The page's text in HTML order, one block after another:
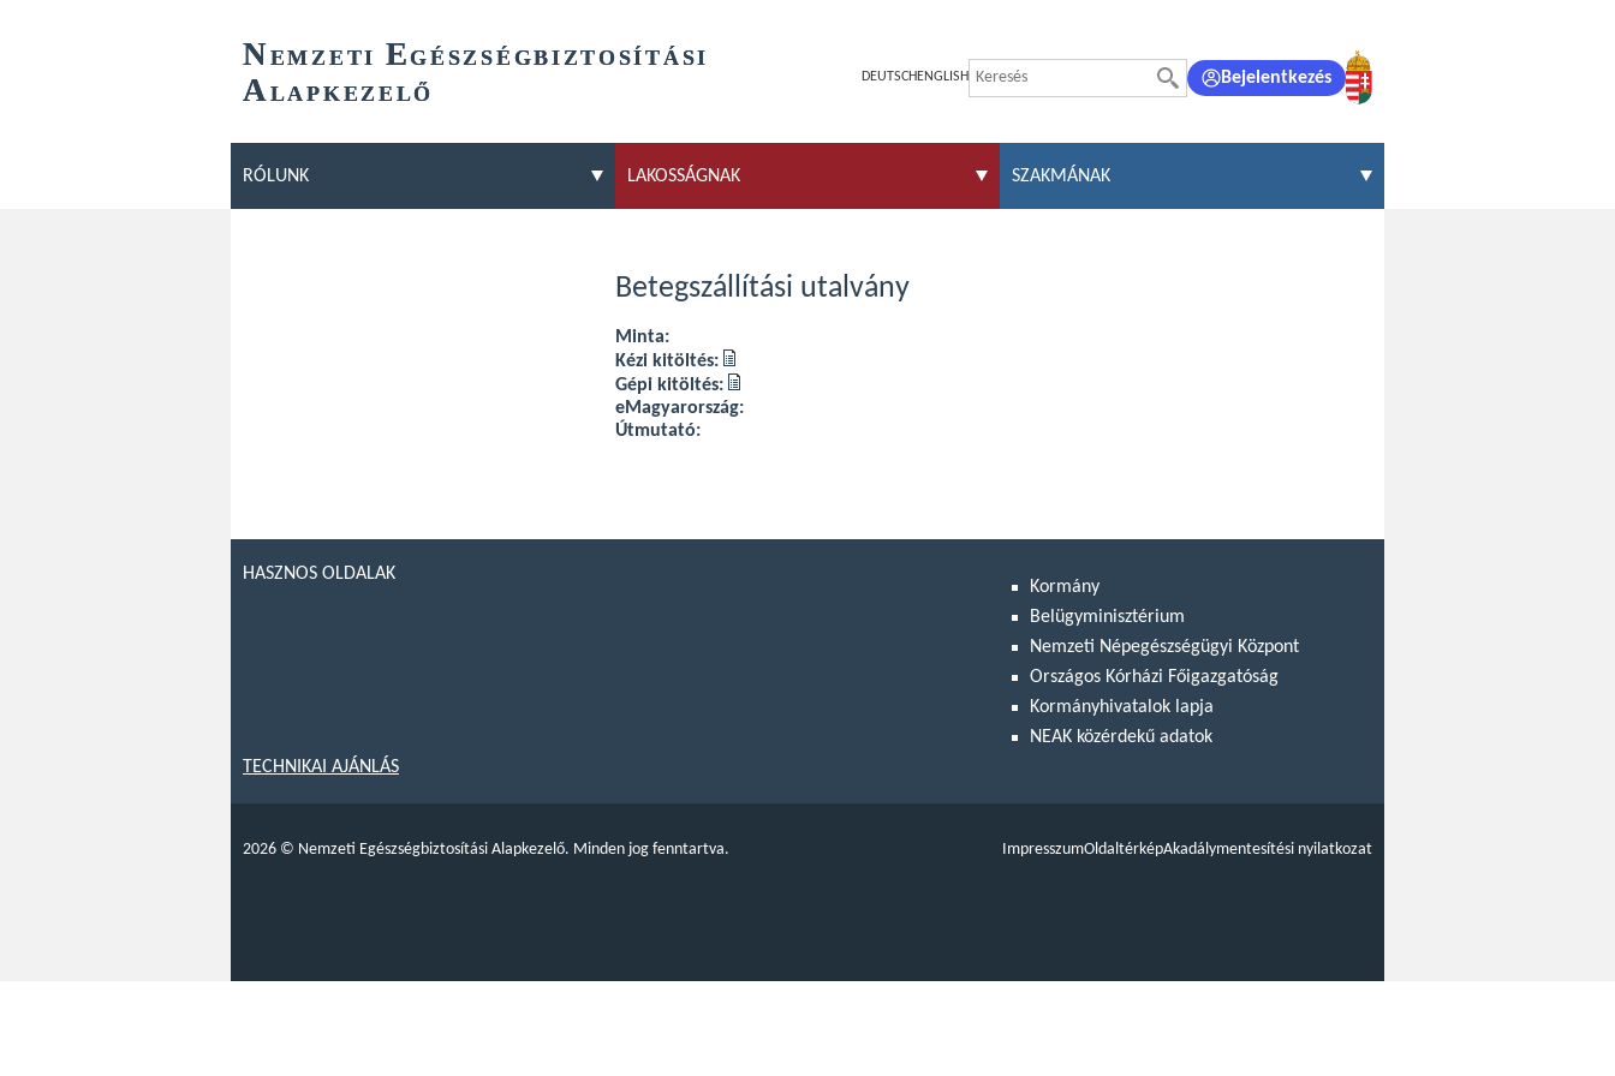
NEMZETI EGÉSZSÉGBIZTOSÍTÁSI
ALAPKEZELŐ
DEUTSCH ENGLISH Bejelentkezés
RÓLUNK LAKOSSÁGNAK SZAKMÁNAK
Betegszállítási utalvány
Minta:
Kézi kitöltés:
Gépi kitöltés:
eMagyarország:
Útmutató:
HASZNOS OLDALAK
Kormány
Belügyminisztérium
Nemzeti Népegészségügyi Központ
Országos Kórházi Főigazgatóság
Kormányhivatalok lapja
NEAK közérdekű adatok
TECHNIKAI AJÁNLÁS
2026 © Nemzeti Egészségbiztosítási Alapkezelő. Minden jog fenntartva. ImpresszumOldaltérképAkadálymentesítési nyilatkozat